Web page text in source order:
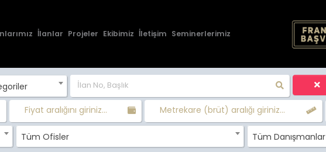
İlanlar Projeler Ekibimiz İletişim Seminerlerimiz
Fiyat aralığını giriniz... Metrekare (brüt) aralığı giriniz...
Tüm Ofisler Tüm Danışmanlar